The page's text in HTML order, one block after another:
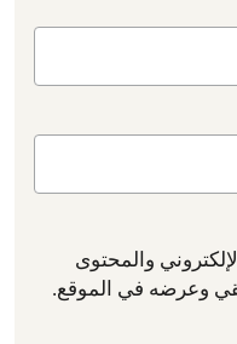
والمحتوى
وعرضه في الموقع.